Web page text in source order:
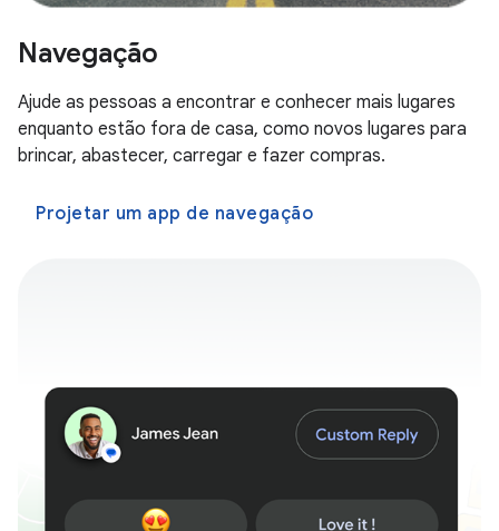
Navegação
Ajude as pessoas a encontrar e conhecer mais lugares
enquanto estão fora de casa, como novos lugares para
brincar, abastecer, carregar e fazer compras.
Projetar um app de navegação